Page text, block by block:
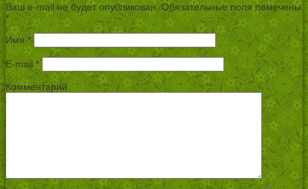
Ваш e-mail не будет опубликован. Обязательные поля помечены
*
Имя*
E-mail *
Комментарий